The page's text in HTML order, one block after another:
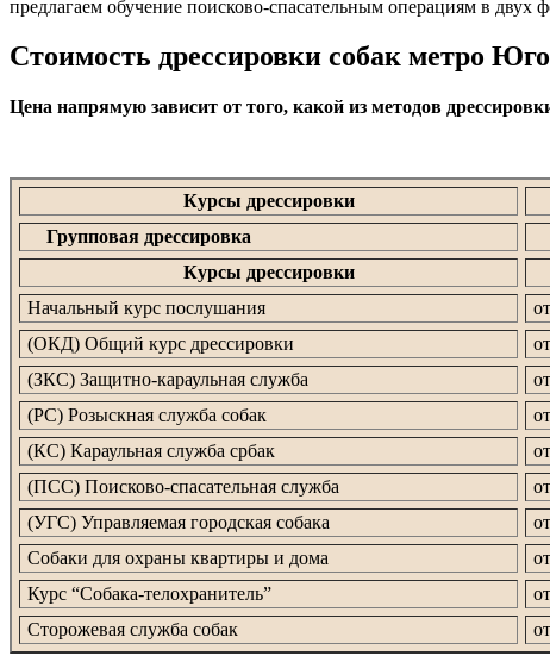
предлагаем обучение поисково-спасательным операциям в
Стоимость дрессировки собак метро
Цена напрямую зависит от того, какой из методов
Курсы дрессировки
Групповая дрессировка
Курсы дрессировки
Начальный курс послушания
(ОКД) Общий курс дрессировки
(ЗКС) Защитно-караульная служба
(РС) Розыскная служба собак
(КС) Караульная служба србак
(ПСС) Поисково-спасательная служба
(УГС) Управляемая городская собака
Собаки для охраны квартиры и дома
Курс “Собака-телохранитель”
Сторожевая служба собак